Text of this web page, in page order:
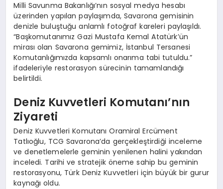
Milli Savunma Bakanlığı’nın sosyal medya hesabı
üzerinden yapılan paylaşımda, Savarona gemisinin
denizle buluştuğu anlamlı fotoğraf kareleri paylaşıldı.
“Başkomutanımız Gazi Mustafa Kemal Atatürk’ün
mirası olan Savarona gemimiz, İstanbul Tersanesi
Komutanlığımızda kapsamlı onarıma tabi tutuldu.”
ifadeleriyle restorasyon sürecinin tamamlandığı
belirtildi.
Deniz Kuvvetleri Komutanı’nın
Ziyareti
Deniz Kuvvetleri Komutanı Oramiral Ercüment
Tatlıoğlu, TCG Savarona’da gerçekleştirdiği inceleme
ve denetlemelerle geminin yenilenen halini yakından
inceledi. Tarihi ve stratejik öneme sahip bu geminin
restorasyonu, Türk Deniz Kuvvetleri için büyük bir gurur
kaynağı oldu.